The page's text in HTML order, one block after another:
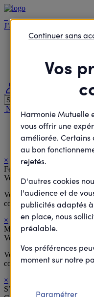
J’agisCollectif
Je défends des projets
Je deviens élu
Nous rejoindre
Accueil
Je passe à l'action
Ultra Trail de la
×
Félicitations !
Votre inscription a bien été
Vous allez recevoir à la suite
confirmation comportant
×
Merci
Votre inscription à cette
Vous allez recevoir à la suite
confirmation.
×
S’inscrire
Vos
Harmonie Mutuelle
vous offrir une
améliorée. Certains
au bon
rejetés.
D'autres cookies
l'audience et de
publicités adaptés
en place, nous
préalable.
Vos préférences
moment sur notre
Continuer sans
Paramétrer